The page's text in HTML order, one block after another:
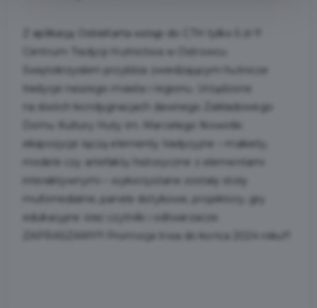
Z aplikacją OstraKarta wstęp do CTH tylko 5 zł !!!
Centrum Tradycji Hutnictwa w Ostrowcu
Świętokrzyskim przybliża zwiedzającym hutnicze
tradycje naszego miasta i regionu. Urządzone
na dwóch kondygnacjach dawnego Zakładowego
Domu Kultury Huty im. Marcelego Nowotki
ekspozycje łączą elementy tradycyjne – makiety,
modele czy artefakty historyczne z elementami
interaktywnymi – wykorzystane zostały stoły
multimedialne, panele dotykowe, projektory, gry
edukacyjne oraz czytniki i odtwarzacze.
ZAPRASZAMY!!! Promocja trwa do końca 2024 roku!!!